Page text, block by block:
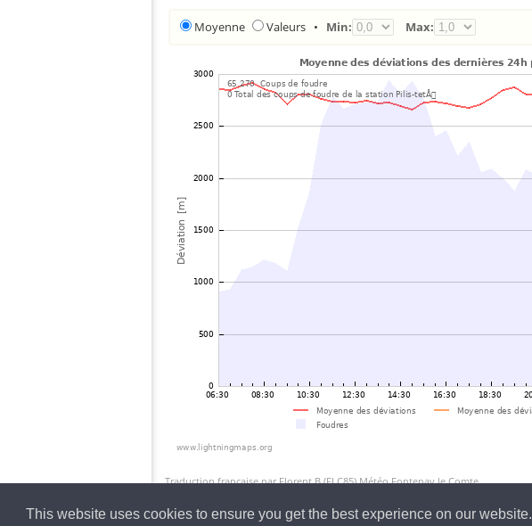
This website uses cookies to ensure you get the best experience on our website.
Moyenne Valeurs • Min: Max:
Traduction française par Florent.B (FLC85) Météo Fontenay le Comte